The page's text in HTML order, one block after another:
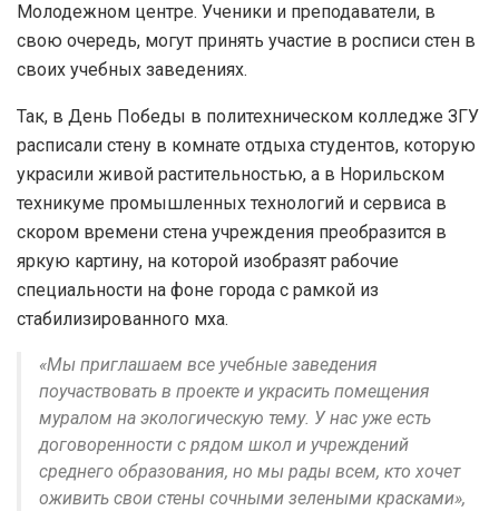
Молодежном центре. Ученики и преподаватели, в
свою очередь, могут принять участие в росписи стен в
своих учебных заведениях.
Так, в День Победы в политехническом колледже ЗГУ
расписали стену в комнате отдыха студентов, которую
украсили живой растительностью, а в Норильском
техникуме промышленных технологий и сервиса в
скором времени стена учреждения преобразится в
яркую картину, на которой изобразят рабочие
специальности на фоне города с рамкой из
стабилизированного мха.
«Мы приглашаем все учебные заведения
поучаствовать в проекте и украсить помещения
муралом на экологическую тему. У нас уже есть
договоренности с рядом школ и учреждений
среднего образования, но мы рады всем, кто хочет
оживить свои стены сочными зелеными красками»,